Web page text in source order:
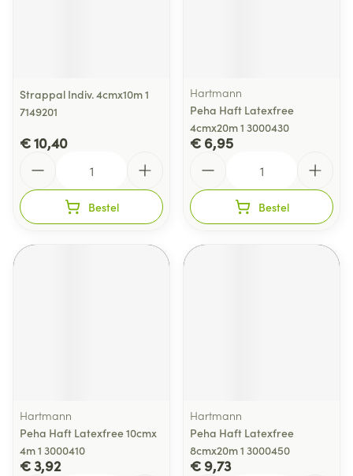
Strappal Indiv. 4cmx10m 1
7149201
€ 10,40
Bestel
Hartmann
Peha Haft Latexfree
4cmx20m 1 3000430
€ 6,95
Bestel
Hartmann
Peha Haft Latexfree 10cmx
4m 1 3000410
€ 3,92
Hartmann
Peha Haft Latexfree
8cmx20m 1 3000450
€ 9,73